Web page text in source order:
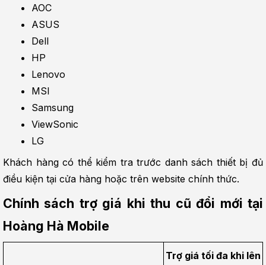
AOC
ASUS
Dell
HP
Lenovo
MSI
Samsung
ViewSonic
LG
Khách hàng có thể kiểm tra trước danh sách thiết bị đủ
điều kiện tại cửa hàng hoặc trên website chính thức.
Chính sách trợ giá khi thu cũ đổi mới tại
Hoàng Hà Mobile
Trợ giá tối đa khi lên